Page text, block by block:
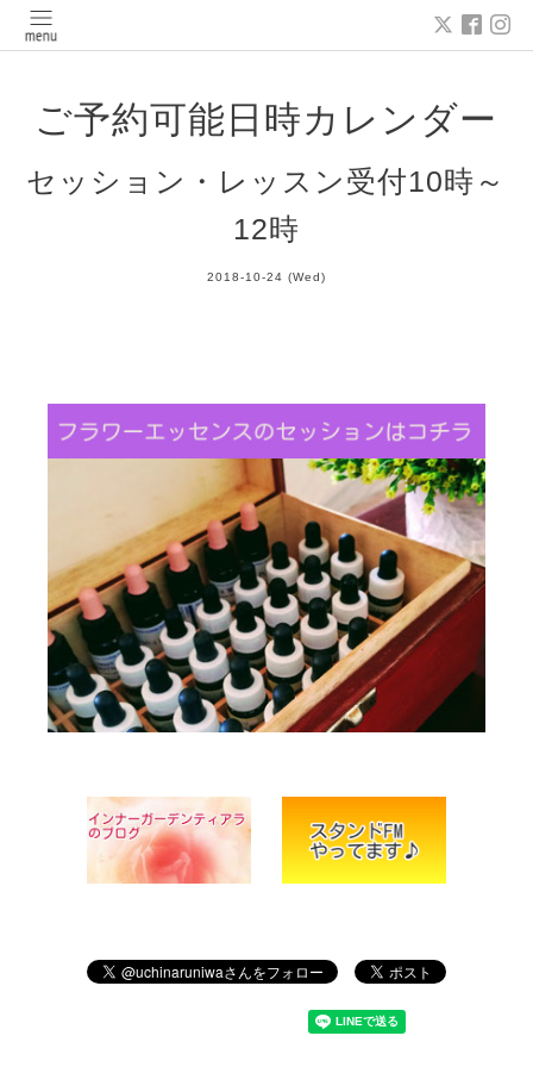
ご予約可能日時カレンダー
セッション・レッスン受付10時～
12時
2018-10-24 (Wed)